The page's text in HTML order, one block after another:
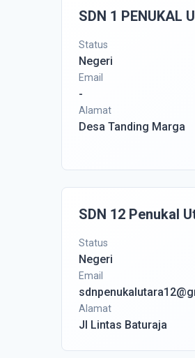
SDN 1 PENUKAL
Status
Negeri
Email
-
Alamat
Desa Tanding Marga
SDN 12 Penukal
Status
Negeri
Email
Alamat
Jl Lintas Baturaja